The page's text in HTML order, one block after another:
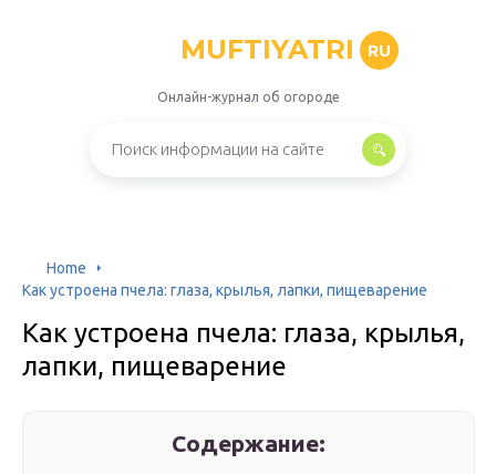
MUFTIYATRI RU
Онлайн-журнал об огороде
Home
Как устроена пчела: глаза, крылья, лапки, пищеварение
Как устроена пчела: глаза, крылья,
лапки, пищеварение
Содержание: